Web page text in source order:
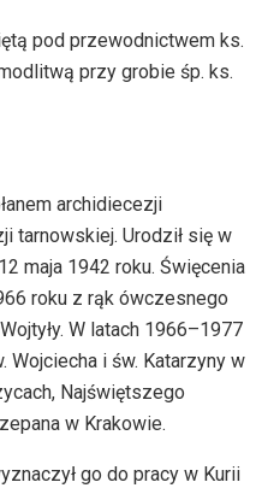
pod przewodnictwem ks.
przy grobie śp. ks.
archidiecezji
tarnowskiej. Urodził się w
maja 1942 roku. Święcenia
roku z rąk ówczesnego
W latach 1966–1977
Wojciecha i św. Katarzyny w
Najświętszego
w Krakowie.
go do pracy w Kurii